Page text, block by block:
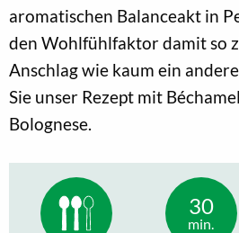
aromatischen Balanceakt in
den Wohlfühlfaktor damit so
Anschlag wie kaum ein
Sie unser Rezept mit
Bolognese.
30
min.